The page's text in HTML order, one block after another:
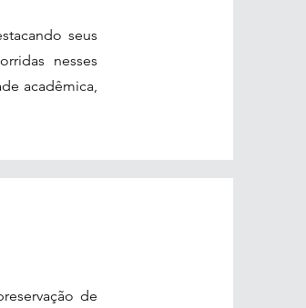
seus
nesses
acadêmica,
de